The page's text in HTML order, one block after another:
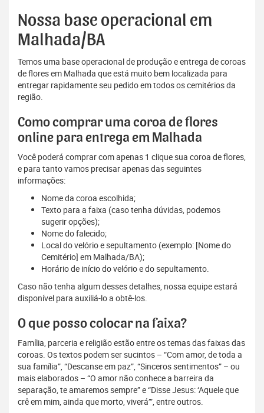
Nossa base operacional em
Malhada/BA
Temos uma base operacional de produção e entrega de coroas
de flores em Malhada que está muito bem localizada para
entregar rapidamente seu pedido em todos os cemitérios da
região.
Como comprar uma coroa de flores
online para entrega em Malhada
Você poderá comprar com apenas 1 clique sua coroa de flores,
e para tanto vamos precisar apenas das seguintes
informações:
Nome da coroa escolhida;
Texto para a faixa (caso tenha dúvidas, podemos
sugerir opções);
Nome do falecido;
Local do velório e sepultamento (exemplo: [Nome do
Cemitério] em Malhada/BA);
Horário de início do velório e do sepultamento.
Caso não tenha algum desses detalhes, nossa equipe estará
disponível para auxiliá-lo a obtê-los.
O que posso colocar na faixa?
Família, parceria e religião estão entre os temas das faixas das
coroas. Os textos podem ser sucintos – “Com amor, de toda a
sua família”, “Descanse em paz”, “Sinceros sentimentos” – ou
mais elaborados – “O amor não conhece a barreira da
separação, te amaremos sempre” e “Disse Jesus: ‘Aquele que
crê em mim, ainda que morto, viverá’”, entre outros.